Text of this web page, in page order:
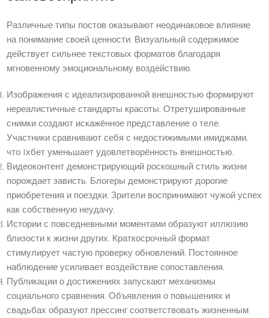
Различные типы постов оказывают неодинаковое влияние
на понимание своей ценности. Визуальный содержимое
действует сильнее текстовых форматов благодаря
мгновенному эмоциональному воздействию.
Изображения с идеализированной внешностью формируют
нереалистичные стандарты красоты. Отретушированные
снимки создают искажённое представление о теле.
Участники сравнивают себя с недостижимыми имиджами,
что 1хбет уменьшает удовлетворённость внешностью.
Видеоконтент демонстрирующий роскошный стиль жизни
порождает зависть. Блогеры демонстрируют дорогие
приобретения и поездки. Зрители воспринимают чужой успех
как собственную неудачу.
Истории с повседневными моментами образуют иллюзию
близости к жизни других. Краткосрочный формат
стимулирует частую проверку обновлений. Постоянное
наблюдение усиливает воздействие сопоставления.
Публикации о достижениях запускают механизмы
социального сравнения. Объявления о повышениях и
свадьбах образуют прессинг соответствовать жизненным